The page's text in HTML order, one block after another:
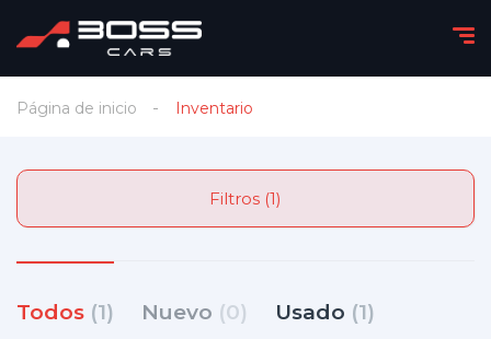
Página de inicio Inventario
Filtros (1)
Todos (1) Nuevo (0) Usado (1)